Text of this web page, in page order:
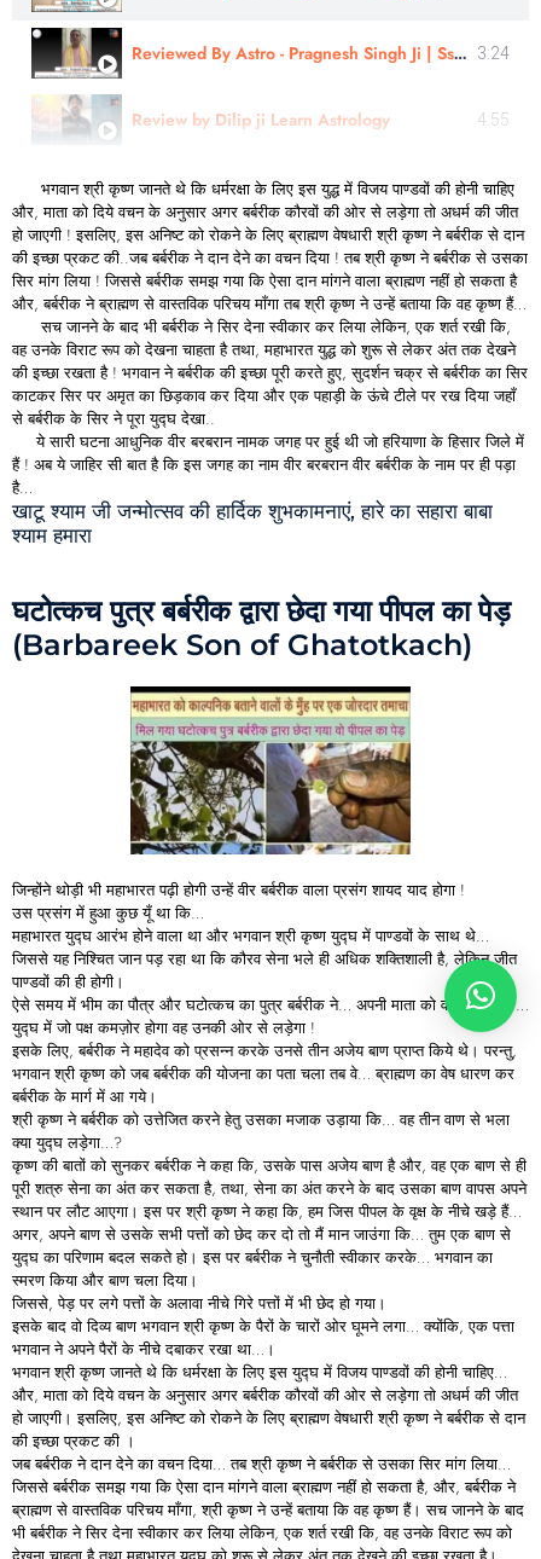
Reviewed By Astro - Pragnesh Singh Ji | Sshree Astro Vastu 3:24
Review by Dilip ji Learn Astrology 4:55
भगवान श्री कृष्ण जानते थे कि धर्मरक्षा के लिए इस युद्ध में विजय पाण्डवों की होनी चाहिए
और, माता को दिये वचन के अनुसार अगर बर्बरीक कौरवों की ओर से लड़ेगा तो अधर्म की जीत
हो जाएगी ! इसलिए, इस अनिष्ट को रोकने के लिए ब्राह्मण वेषधारी श्री कृष्ण ने बर्बरीक से दान
की इच्छा प्रकट की..जब बर्बरीक ने दान देने का वचन दिया ! तब श्री कृष्ण ने बर्बरीक से उसका
सिर मांग लिया ! जिससे बर्बरीक समझ गया कि ऐसा दान मांगने वाला ब्राह्मण नहीं हो सकता है
और, बर्बरीक ने ब्राह्मण से वास्तविक परिचय माँगा तब श्री कृष्ण ने उन्हें बताया कि वह कृष्ण हैं…
सच जानने के बाद भी बर्बरीक ने सिर देना स्वीकार कर लिया लेकिन, एक शर्त रखी कि,
वह उनके विराट रूप को देखना चाहता है तथा, महाभारत युद्ध को शुरू से लेकर अंत तक देखने
की इच्छा रखता है ! भगवान ने बर्बरीक की इच्छा पूरी करते हुए, सुदर्शन चक्र से बर्बरीक का सिर
काटकर सिर पर अमृत का छिड़काव कर दिया और एक पहाड़ी के ऊंचे टीले पर रख दिया जहाँ
से बर्बरीक के सिर ने पूरा युद्घ देखा..
ये सारी घटना आधुनिक वीर बरबरान नामक जगह पर हुई थी जो हरियाणा के हिसार जिले में
हैं ! अब ये जाहिर सी बात है कि इस जगह का नाम वीर बरबरान वीर बर्बरीक के नाम पर ही पड़ा
है…
खाटू श्याम जी जन्मोत्सव की हार्दिक शुभकामनाएं, हारे का सहारा बाबा
श्याम हमारा
घटोत्कच पुत्र बर्बरीक द्वारा छेदा गया पीपल का पेड़
(Barbareek Son of Ghatotkach)
जिन्होंने थोड़ी भी महाभारत पढ़ी होगी उन्हें वीर बर्बरीक वाला प्रसंग शायद याद होगा !
उस प्रसंग में हुआ कुछ यूँ था कि…
महाभारत युद्घ आरंभ होने वाला था और भगवान श्री कृष्ण युद्घ में पाण्डवों के साथ थे…
जिससे यह निश्चित जान पड़ रहा था कि कौरव सेना भले ही अधिक शक्तिशाली है, लेकिन जीत
पाण्डवों की ही होगी।
ऐसे समय में भीम का पौत्र और घटोत्कच का पुत्र बर्बरीक ने… अपनी माता को वचन दिया कि…
युद्घ में जो पक्ष कमज़ोर होगा वह उनकी ओर से लड़ेगा !
इसके लिए, बर्बरीक ने महादेव को प्रसन्न करके उनसे तीन अजेय बाण प्राप्त किये थे। परन्तु,
भगवान श्री कृष्ण को जब बर्बरीक की योजना का पता चला तब वे… ब्राह्मण का वेष धारण कर
बर्बरीक के मार्ग में आ गये।
श्री कृष्ण ने बर्बरीक को उत्तेजित करने हेतु उसका मजाक उड़ाया कि… वह तीन वाण से भला
क्या युद्घ लड़ेगा…?
कृष्ण की बातों को सुनकर बर्बरीक ने कहा कि, उसके पास अजेय बाण है और, वह एक बाण से ही
पूरी शत्रु सेना का अंत कर सकता है, तथा, सेना का अंत करने के बाद उसका बाण वापस अपने
स्थान पर लौट आएगा। इस पर श्री कृष्ण ने कहा कि, हम जिस पीपल के वृक्ष के नीचे खड़े हैं…
अगर, अपने बाण से उसके सभी पत्तों को छेद कर दो तो मैं मान जाउंगा कि… तुम एक बाण से
युद्घ का परिणाम बदल सकते हो। इस पर बर्बरीक ने चुनौती स्वीकार करके… भगवान का
स्मरण किया और बाण चला दिया।
जिससे, पेड़ पर लगे पत्तों के अलावा नीचे गिरे पत्तों में भी छेद हो गया।
इसके बाद वो दिव्य बाण भगवान श्री कृष्ण के पैरों के चारों ओर घूमने लगा… क्योंकि, एक पत्ता
भगवान ने अपने पैरों के नीचे दबाकर रखा था…।
भगवान श्री कृष्ण जानते थे कि धर्मरक्षा के लिए इस युद्घ में विजय पाण्डवों की होनी चाहिए…
और, माता को दिये वचन के अनुसार अगर बर्बरीक कौरवों की ओर से लड़ेगा तो अधर्म की जीत
हो जाएगी। इसलिए, इस अनिष्ट को रोकने के लिए ब्राह्मण वेषधारी श्री कृष्ण ने बर्बरीक से दान
की इच्छा प्रकट की ।
जब बर्बरीक ने दान देने का वचन दिया… तब श्री कृष्ण ने बर्बरीक से उसका सिर मांग लिया…
जिससे बर्बरीक समझ गया कि ऐसा दान मांगने वाला ब्राह्मण नहीं हो सकता है, और, बर्बरीक ने
ब्राह्मण से वास्तविक परिचय माँगा, श्री कृष्ण ने उन्हें बताया कि वह कृष्ण हैं। सच जानने के बाद
भी बर्बरीक ने सिर देना स्वीकार कर लिया लेकिन, एक शर्त रखी कि, वह उनके विराट रूप को